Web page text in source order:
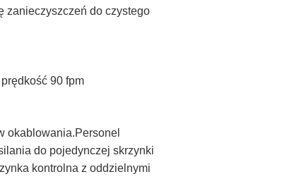
zanieczyszczeń do czystego
90 fpm
okablowania.Personel
do pojedynczej skrzynki
kontrolna z oddzielnymi